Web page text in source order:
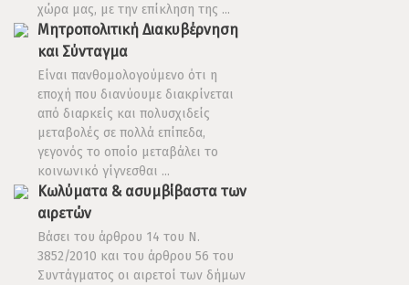
χώρα μας, με την επίκληση της ...
Μητροπολιτική Διακυβέρνηση
και Σύνταγμα
Είναι πανθομολογούμενο ότι η
εποχή που διανύουμε διακρίνεται
από διαρκείς και πολυσχιδείς
μεταβολές σε πολλά επίπεδα,
γεγονός το οποίο μεταβάλει το
κοινωνικό γίγνεσθαι ...
Κωλύματα & ασυμβίβαστα των
αιρετών
Βάσει του άρθρου 14 του Ν.
3852/2010 και του άρθρου 56 του
Συντάγματος οι αιρετοί των δήμων